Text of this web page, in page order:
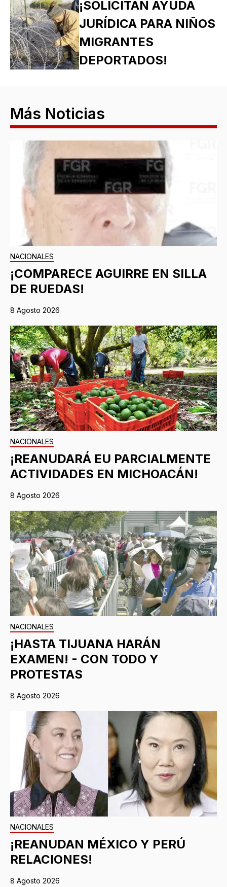
¡SOLICITAN AYUDA
JURÍDICA PARA NIÑOS
MIGRANTES
DEPORTADOS!
Más Noticias
NACIONALES
¡COMPARECE AGUIRRE EN SILLA
DE RUEDAS!
8 Agosto 2026
NACIONALES
¡REANUDARÁ EU PARCIALMENTE
ACTIVIDADES EN MICHOACÁN!
8 Agosto 2026
NACIONALES
¡HASTA TIJUANA HARÁN
EXAMEN! - CON TODO Y
PROTESTAS
8 Agosto 2026
NACIONALES
¡REANUDAN MÉXICO Y PERÚ
RELACIONES!
8 Agosto 2026